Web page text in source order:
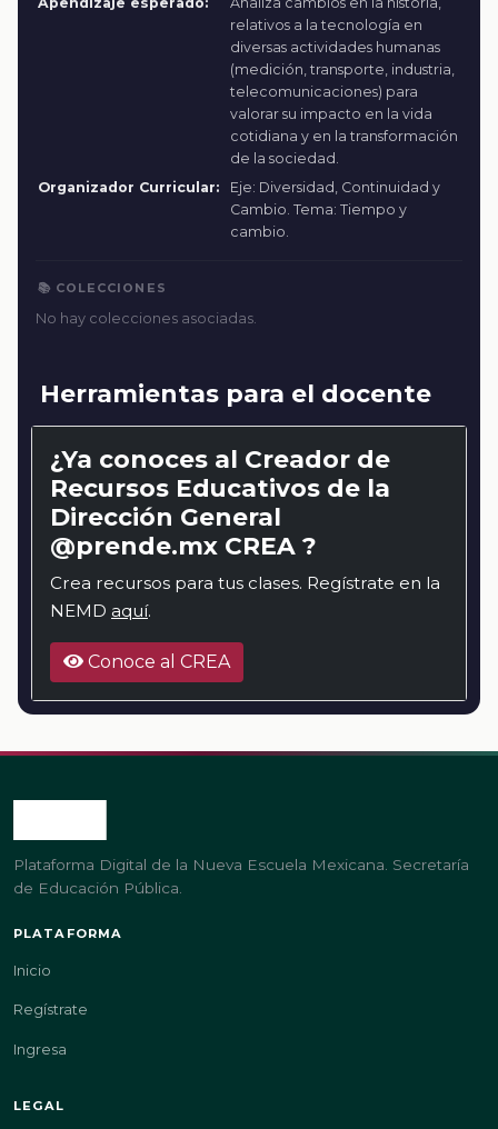
relativos a la tecnología en
diversas actividades humanas
(medición, transporte, industria,
telecomunicaciones) para
valorar su impacto en la vida
cotidiana y en la transformación
de la sociedad.
Organizador Curricular:
Eje: Diversidad, Continuidad y
Cambio. Tema: Tiempo y
cambio.
📚 COLECCIONES
No hay colecciones asociadas.
Herramientas para el docente
¿Ya conoces al Creador de
Recursos Educativos de la
Dirección General
@prende.mx CREA ?
Crea recursos para tus clases. Regístrate en la
NEMD aquí.
Conoce al CREA
Plataforma Digital de la Nueva Escuela Mexicana. Secretaría
de Educación Pública.
PLATAFORMA
Inicio
Regístrate
Ingresa
LEGAL